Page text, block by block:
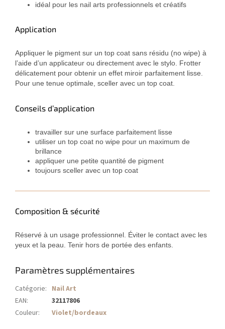
idéal pour les nail arts professionnels et créatifs
Application
Appliquer le pigment sur un top coat sans résidu (no wipe) à
l’aide d’un applicateur ou directement avec le stylo. Frotter
délicatement pour obtenir un effet miroir parfaitement lisse.
Pour une tenue optimale, sceller avec un top coat.
Conseils d’application
travailler sur une surface parfaitement lisse
utiliser un top coat no wipe pour un maximum de
brillance
appliquer une petite quantité de pigment
toujours sceller avec un top coat
Composition & sécurité
Réservé à un usage professionnel. Éviter le contact avec les
yeux et la peau. Tenir hors de portée des enfants.
Paramètres supplémentaires
Catégorie: Nail Art
EAN:
32117806
Couleur: Violet/bordeaux